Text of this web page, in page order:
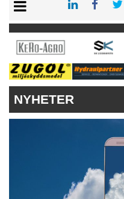
KONTAKT
VÅRA ANDRA MAGASIN
PRENUMERERA
ANNONSERA
NYHETER